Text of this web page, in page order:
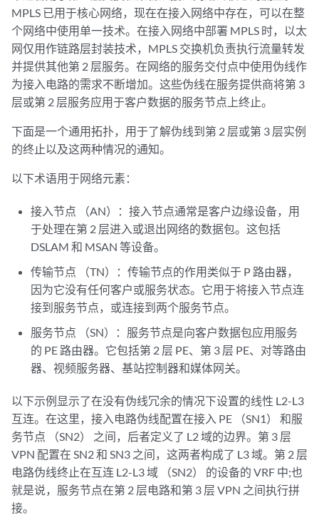
MPLS 已用于核心网络，现在在接入网络中存在，可以在整
个网络中使用单一技术。在接入网络中部署 MPLS 时，以太
网仅用作链路层封装技术，MPLS 交换机负责执行流量转发
并提供其他第 2 层服务。在网络的服务交付点中使用伪线作
为接入电路的需求不断增加。这些伪线在服务提供商将第 3
层或第 2 层服务应用于客户数据的服务节点上终止。
下面是一个通用拓扑，用于了解伪线到第 2 层或第 3 层实例
的终止以及这两种情况的通知。
以下术语用于网络元素：
接入节点 （AN）：接入节点通常是客户边缘设备，用
于处理在第 2 层进入或退出网络的数据包。这包括
DSLAM 和 MSAN 等设备。
传输节点 （TN）：传输节点的作用类似于 P 路由器，
因为它没有任何客户或服务状态。它用于将接入节点连
接到服务节点，或连接到两个服务节点。
服务节点 （SN）：服务节点是向客户数据包应用服务
的 PE 路由器。它包括第 2 层 PE、第 3 层 PE、对等路由
器、视频服务器、基站控制器和媒体网关。
以下示例显示了在没有伪线冗余的情况下设置的线性 L2-L3
互连。在这里，接入电路伪线配置在接入 PE （SN1） 和服
务节点 （SN2） 之间，后者定义了 L2 域的边界。第 3 层
VPN 配置在 SN2 和 SN3 之间，这两者构成了 L3 域。第 2 层
电路伪线终止在互连 L2-L3 域 （SN2） 的设备的 VRF 中;也
就是说，服务节点在第 2 层电路和第 3 层 VPN 之间执行拼
接。